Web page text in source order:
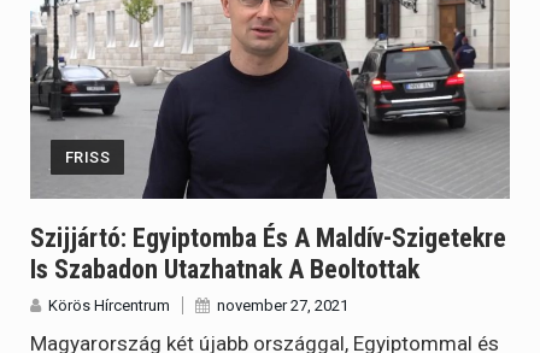
FRISS
Szijjártó: Egyiptomba És A Maldív-Szigetekre
Is Szabadon Utazhatnak A Beoltottak
Körös Hírcentrum november 27, 2021
Magyarország két újabb országgal, Egyiptommal és